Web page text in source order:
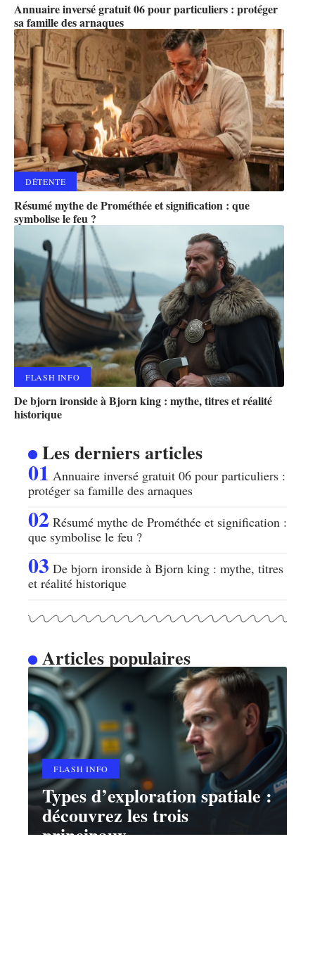
Annuaire inversé gratuit 06 pour particuliers : protéger
sa famille des arnaques
DÉTENTE
Résumé mythe de Prométhée et signification : que
symbolise le feu ?
FLASH INFO
De bjorn ironside à Bjorn king : mythe, titres et réalité
historique
Les derniers articles
Annuaire inversé gratuit 06 pour particuliers :
protéger sa famille des arnaques
Résumé mythe de Prométhée et signification :
que symbolise le feu ?
De bjorn ironside à Bjorn king : mythe, titres
et réalité historique
Articles populaires
FLASH INFO
Types d’exploration spatiale :
découvrez les trois
principaux